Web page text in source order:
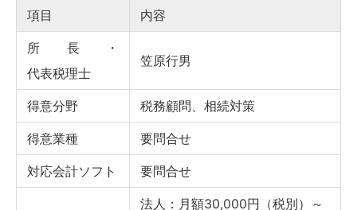
項目 内容
所長・
代表税理士
笠原行男
得意分野 税務顧問、相続対策
得意業種 要問合せ
対応会計ソフト 要問合せ
法人：月額30,000円（税別）～
【無料】あなたに最適な税理士をご紹介し
ます